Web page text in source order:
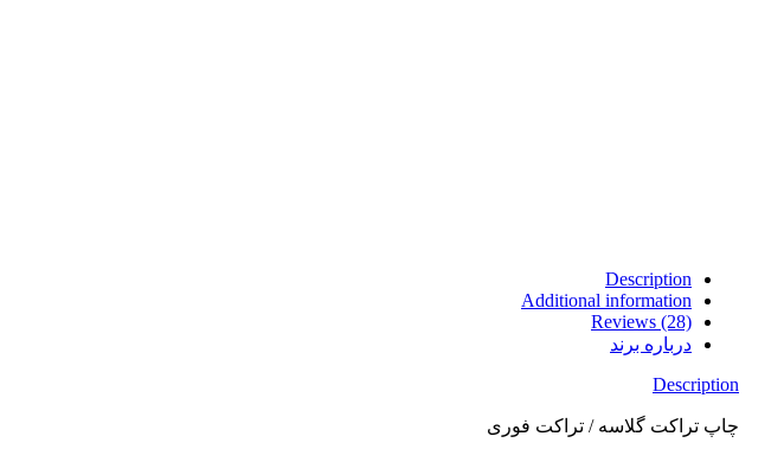
Description
Additional information
Reviews (28)
درباره برند
Description
چاپ تراکت گلاسه / تراکت فوری